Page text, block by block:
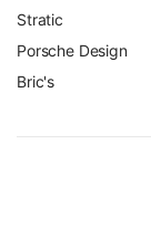
Stratic
Porsche Design
Bric's